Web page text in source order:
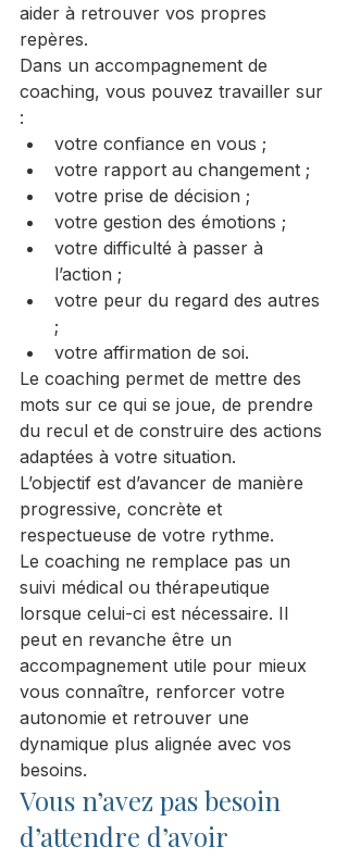
aider à retrouver vos propres
repères.
Dans un accompagnement de
coaching, vous pouvez travailler sur
:
votre confiance en vous ;
votre rapport au changement ;
votre prise de décision ;
votre gestion des émotions ;
votre difficulté à passer à
l’action ;
votre peur du regard des autres
;
votre affirmation de soi.
Le coaching permet de mettre des
mots sur ce qui se joue, de prendre
du recul et de construire des actions
adaptées à votre situation.
L’objectif est d’avancer de manière
progressive, concrète et
respectueuse de votre rythme.
Le coaching ne remplace pas un
suivi médical ou thérapeutique
lorsque celui-ci est nécessaire. Il
peut en revanche être un
accompagnement utile pour mieux
vous connaître, renforcer votre
autonomie et retrouver une
dynamique plus alignée avec vos
besoins.
Vous n’avez pas besoin
d’attendre d’avoir